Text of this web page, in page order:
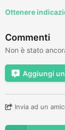
Ottenere
Commenti
Non è stato
Aggiungi
Invia ad un